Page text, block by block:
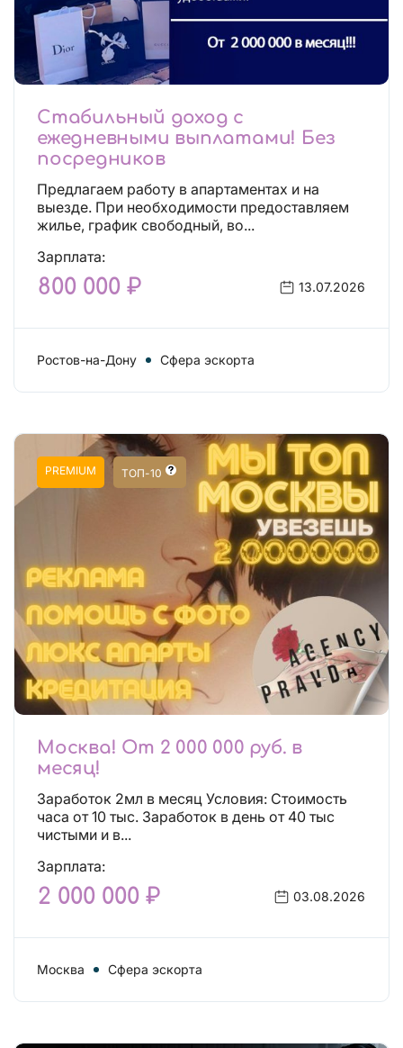
Стабильный доход с
ежедневными выплатами! Без
посредников
Предлагаем работу в апартаментах и на
выезде. При необходимости предоставляем
жилье, график свободный, во...
Зарплата:
800 000 ₽ 13.07.2026
Ростов-на-Дону Сфера эскорта
PREMIUM ТОП-10
Москва! От 2 000 000 руб. в
месяц!
Заработок 2мл в месяц Условия: Стоимость
часа от 10 тыс. Заработок в день от 40 тыс
чистыми и в...
Зарплата:
2 000 000 ₽ 03.08.2026
Москва Сфера эскорта